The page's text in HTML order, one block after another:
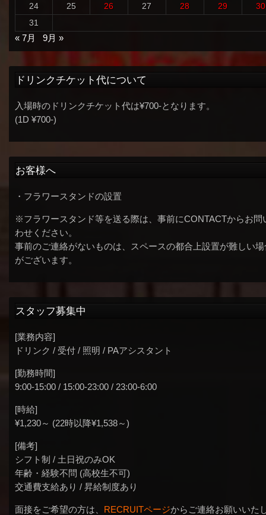
24
25 26 27 28 29
30
31
« 7月
9月 »
ドリンクチケット代について
入場時のドリンクチケット代は¥700-となります。
(1D ¥700-)
お客様へ
・フラワースタンドの設置
※フラワースタンド等を送る際は、事前にCONTACTからお問
わせください。
事前のご連絡がないものは、スペースの都合上設置が難しい場
がございます。
スタッフ募集中
[業務内容]
ドリンク / 受付 / 照明 / PAアシスタント
[勤務時間]
9:00-15:00 / 15:00-23:00 / 23:00-6:00
[時給]
¥1,230～ (22時以降¥1,538～)
[備考]
シフト制 / 土日祝のみOK
年齢・経験不問 (高校生不可)
交通費支給あり / 昇給制度あり
面接をご希望の方は、 RECRUITページからご連絡お願いいた